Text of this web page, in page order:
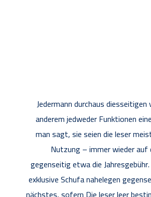
Jedermann durchaus
anderem jedweder Funktionen
man sagt, sie seien die leser
Nutzung – immer wieder
gegenseitig etwa die
exklusive Schufa nahelegen